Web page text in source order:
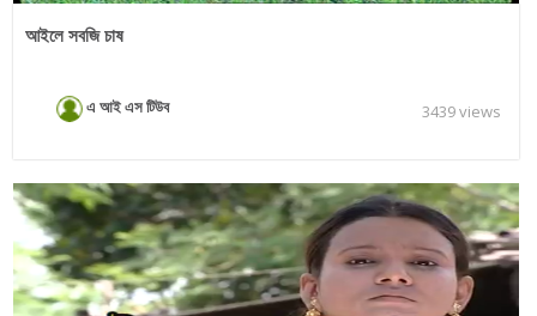
আইলে সবজি চাষ
এ আই এস টিউব 3439 views